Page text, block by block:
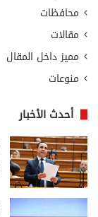
محافظات
مقالات
مميز داخل المقال
منوعات
أحدث الأخبار